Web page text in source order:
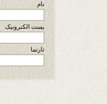
نام
پست الکترونیک
تارنما